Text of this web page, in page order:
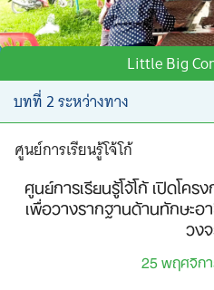
Little Big
ศูนย์การเรียนรู้โจ้โก้
ศูนย์การเรียนรู้โจ้โก้ เปิดโค
เพื่อวางรากฐานด้านทักษะอ
วง
25 พฤศจิก